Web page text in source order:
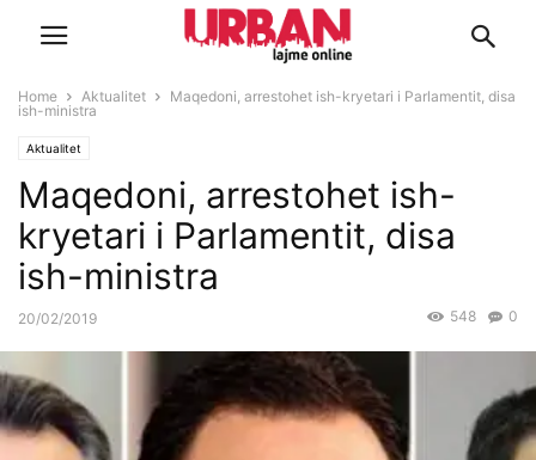
Home Aktualitet
Maqedoni, arrestohet ish-kryetari i Parlamentit, disa
ish-ministra
Aktualitet
Maqedoni, arrestohet ish-
kryetari i Parlamentit, disa
ish-ministra
20/02/2019 0
548